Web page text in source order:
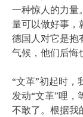
一种惊人的力量
量可以做好事
德国人对它是抱
气候，他们后悔
“文革”初起时，
发动“文革”哩
不敢了。根据我